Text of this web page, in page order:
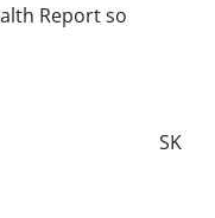
Report so
SK